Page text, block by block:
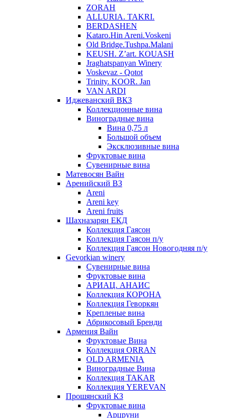
ZORAH
ALLURIA. TAKRI.
BERDASHEN
Kataro.Hin Areni.Voskeni
Old Bridge.Tushpa.Malani
KEUSH. Z’art. KOUASH
Jraghatspanyan Winery
Voskevaz - Qotot
Trinity. KOOR. Jan
VAN ARDI
Иджеванский ВКЗ
Коллекционные вина
Виноградные вина
Вина 0,75 л
Большой объем
Эксклюзивные вина
Фруктовые вина
Cувенирные вина
Матевосян Вайн
Аренийский ВЗ
Areni
Areni key
Areni fruits
Шахназарян ЕКД
Коллекция Гаясон
Коллекция Гаясон п/у
Коллекция Гаясон Новогодняя п/у
Gevorkian winery
Сувенирные вина
Фруктовые вина
АРИАЦ. АНАИС
Коллекция КОРОНА
Коллекция Геворкян
Крепленые вина
Абрикосовый Бренди
Армения Вайн
Фруктовые Вина
Коллекция ORRAN
OLD ARMENIA
Виноградные Вина
Коллекция TAKAR
Коллекция YEREVAN
Прошянский КЗ
Фруктовые вина
Арцруни